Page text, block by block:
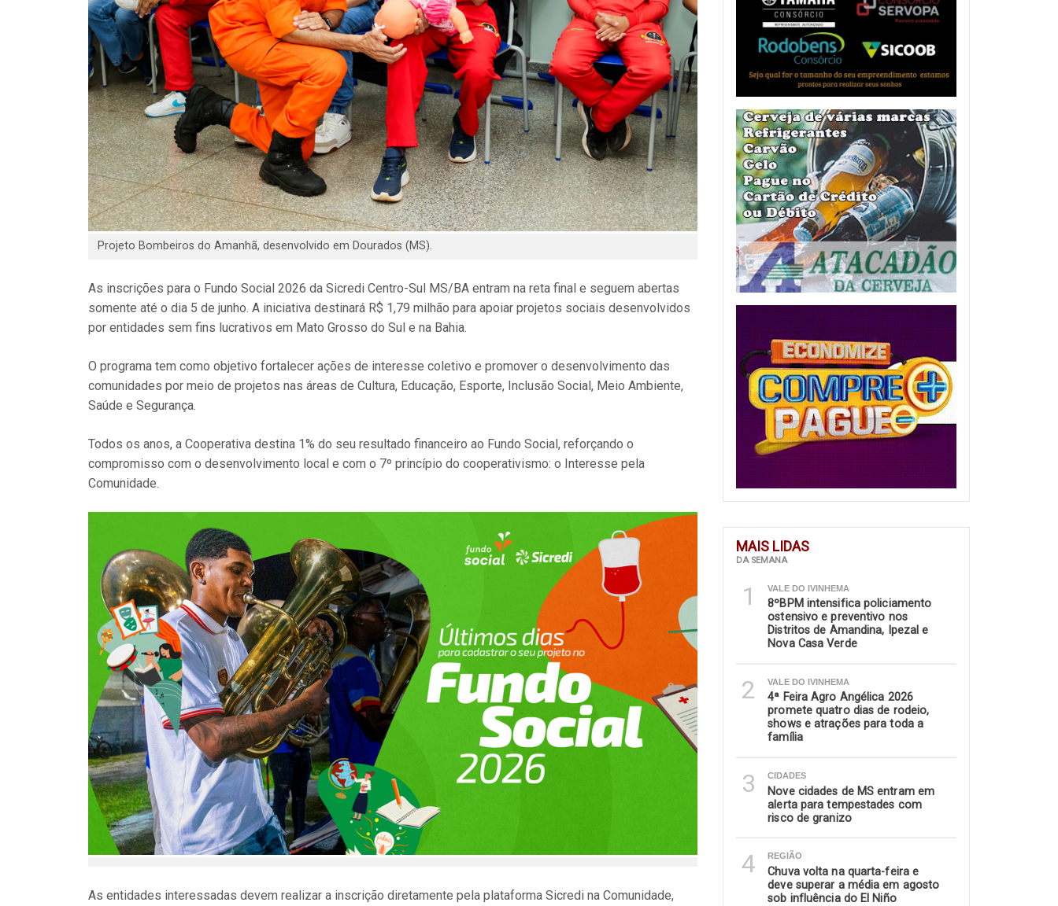
MAIS LIDAS
DA SEMANA
1 VALE DO IVINHEMA
8ºBPM intensifica policiamento
ostensivo e preventivo nos
Distritos de Amandina, Ipezal e
Nova Casa Verde
2 VALE DO IVINHEMA
4ª Feira Agro Angélica 2026
promete quatro dias de rodeio,
shows e atrações para toda a
família
3 CIDADES
Nove cidades de MS entram em
alerta para tempestades com
risco de granizo
4 REGIÃO
Chuva volta na quarta-feira e
deve superar a média em agosto
sob influência do El Niño
Projeto Bombeiros do Amanhã, desenvolvido em Dourados (MS).
As inscrições para o Fundo Social 2026 da Sicredi Centro-Sul MS/BA entram na reta final e seguem abertas
somente até o dia 5 de junho. A iniciativa destinará R$ 1,79 milhão para apoiar projetos sociais desenvolvidos
por entidades sem fins lucrativos em Mato Grosso do Sul e na Bahia.
O programa tem como objetivo fortalecer ações de interesse coletivo e promover o desenvolvimento das
comunidades por meio de projetos nas áreas de Cultura, Educação, Esporte, Inclusão Social, Meio Ambiente,
Saúde e Segurança.
Todos os anos, a Cooperativa destina 1% do seu resultado financeiro ao Fundo Social, reforçando o
compromisso com o desenvolvimento local e com o 7º princípio do cooperativismo: o Interesse pela
Comunidade.
As entidades interessadas devem realizar a inscrição diretamente pela plataforma Sicredi na Comunidade,